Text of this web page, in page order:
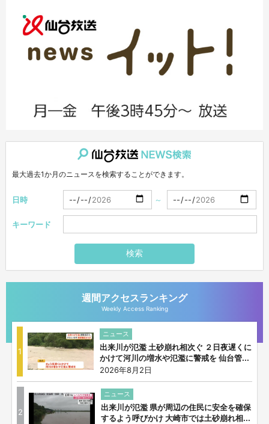
最大過去1か月のニュースを検索することができます。
日時 ～
キーワード
検索
週間アクセスランキング
Weekly Access Ranking
1
ニュース
出来川が氾濫 土砂崩れ相次ぐ ２日夜遅くに
かけて河川の増水や氾濫に警戒を 仙台管...
2026年8月2日
2
ニュース
出来川が氾濫 県が周辺の住民に安全を確保
するよう呼びかけ 大崎市では土砂崩れ相...